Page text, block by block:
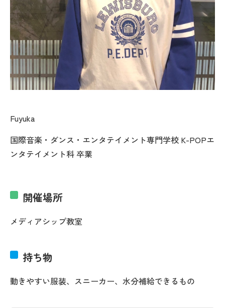
Fuyuka
国際音楽・ダンス・エンタテイメント専門学校 K-POPエ
ンタテイメント科 卒業
開催場所
メディアシップ教室
持ち物
動きやすい服装、スニーカー、水分補給できるもの